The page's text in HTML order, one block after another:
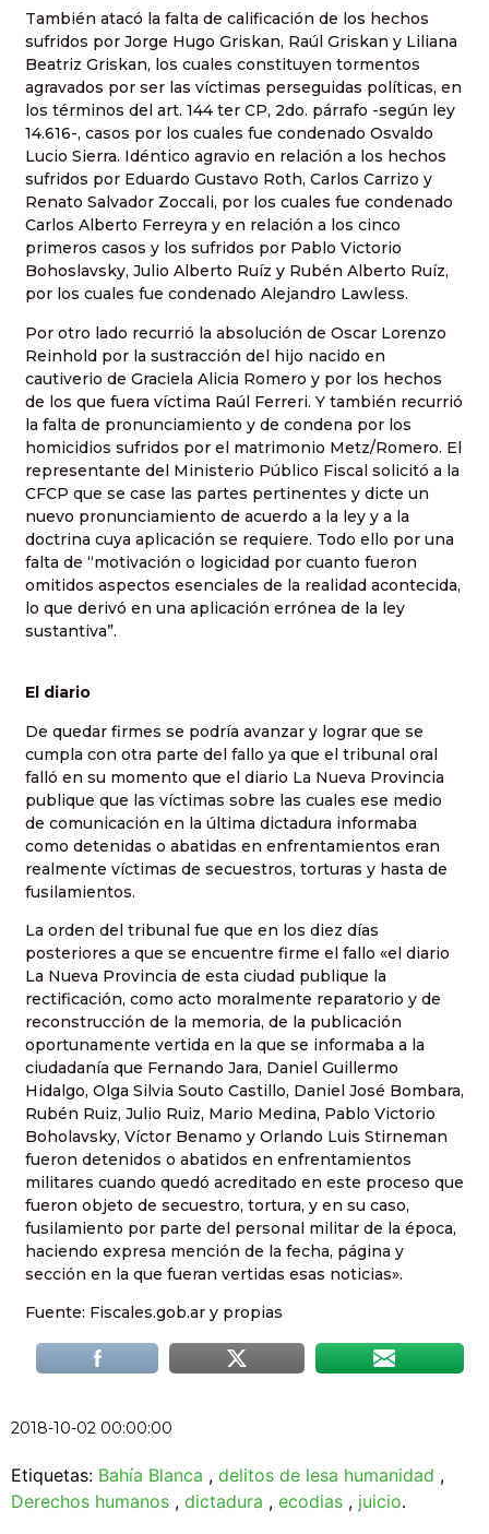
También atacó la falta de calificación de los hechos
sufridos por Jorge Hugo Griskan, Raúl Griskan y Liliana
Beatriz Griskan, los cuales constituyen tormentos
agravados por ser las víctimas perseguidas políticas, en
los términos del art. 144 ter CP, 2do. párrafo -según ley
14.616-, casos por los cuales fue condenado Osvaldo
Lucio Sierra. Idéntico agravio en relación a los hechos
sufridos por Eduardo Gustavo Roth, Carlos Carrizo y
Renato Salvador Zoccali, por los cuales fue condenado
Carlos Alberto Ferreyra y en relación a los cinco
primeros casos y los sufridos por Pablo Victorio
Bohoslavsky, Julio Alberto Ruíz y Rubén Alberto Ruíz,
por los cuales fue condenado Alejandro Lawless.
Por otro lado recurrió la absolución de Oscar Lorenzo
Reinhold por la sustracción del hijo nacido en
cautiverio de Graciela Alicia Romero y por los hechos
de los que fuera víctima Raúl Ferreri. Y también recurrió
la falta de pronunciamiento y de condena por los
homicidios sufridos por el matrimonio Metz/Romero. El
representante del Ministerio Público Fiscal solicitó a la
CFCP que se case las partes pertinentes y dicte un
nuevo pronunciamiento de acuerdo a la ley y a la
doctrina cuya aplicación se requiere. Todo ello por una
falta de “motivación o logicidad por cuanto fueron
omitidos aspectos esenciales de la realidad acontecida,
lo que derivó en una aplicación errónea de la ley
sustantiva”.
El diario
De quedar firmes se podría avanzar y lograr que se
cumpla con otra parte del fallo ya que el tribunal oral
falló en su momento que el diario La Nueva Provincia
publique que las víctimas sobre las cuales ese medio
de comunicación en la última dictadura informaba
como detenidas o abatidas en enfrentamientos eran
realmente víctimas de secuestros, torturas y hasta de
fusilamientos.
La orden del tribunal fue que en los diez días
posteriores a que se encuentre firme el fallo «el diario
La Nueva Provincia de esta ciudad publique la
rectificación, como acto moralmente reparatorio y de
reconstrucción de la memoria, de la publicación
oportunamente vertida en la que se informaba a la
ciudadanía que Fernando Jara, Daniel Guillermo
Hidalgo, Olga Silvia Souto Castillo, Daniel José Bombara,
Rubén Ruiz, Julio Ruiz, Mario Medina, Pablo Victorio
Boholavsky, Víctor Benamo y Orlando Luis Stirneman
fueron detenidos o abatidos en enfrentamientos
militares cuando quedó acreditado en este proceso que
fueron objeto de secuestro, tortura, y en su caso,
fusilamiento por parte del personal militar de la época,
haciendo expresa mención de la fecha, página y
sección en la que fueran vertidas esas noticias».
Fuente: Fiscales.gob.ar y propias
2018-10-02 00:00:00
Etiquetas: Bahía Blanca , delitos de lesa humanidad ,
Derechos humanos , dictadura , ecodias , juicio.